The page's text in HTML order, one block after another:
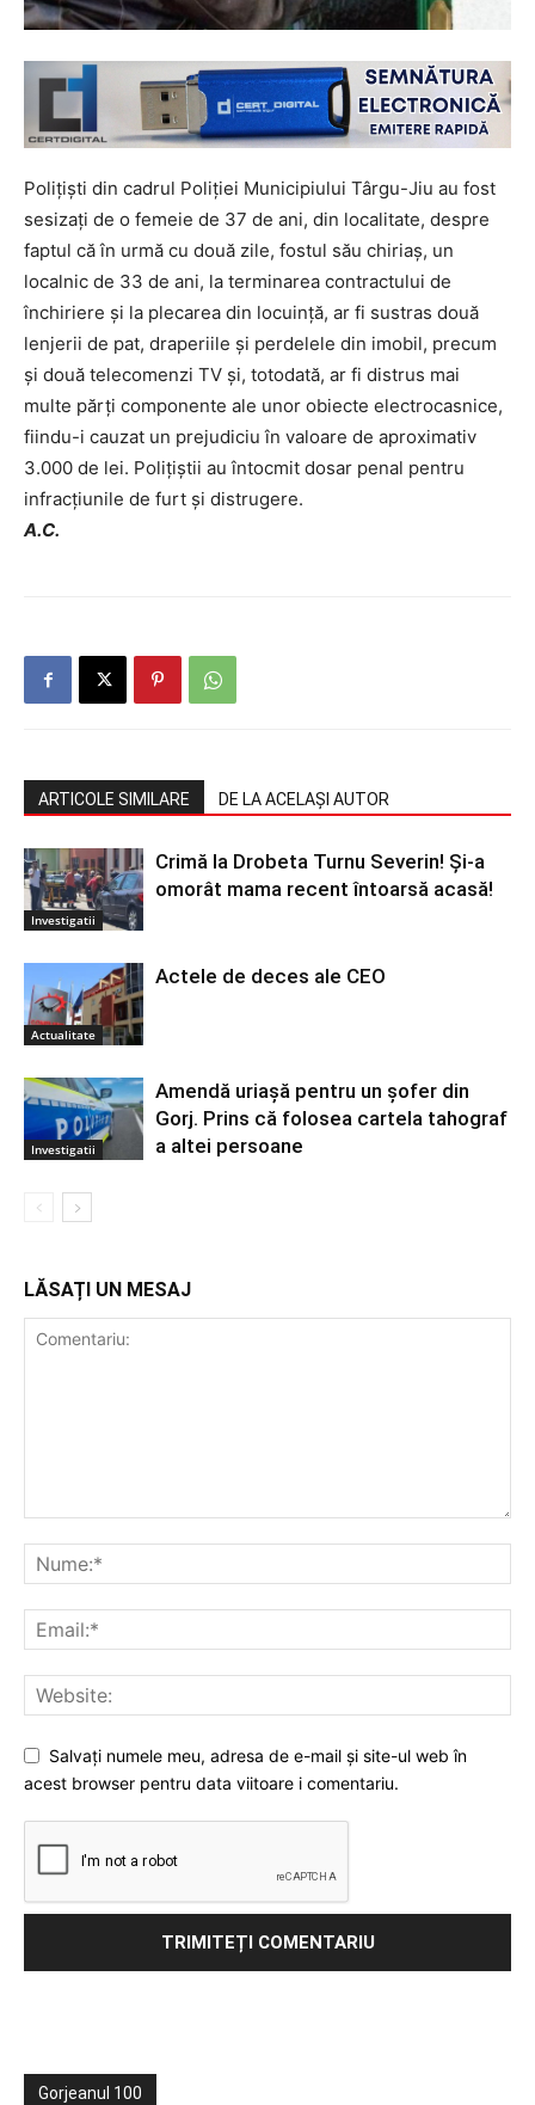
Polițiști din cadrul Poliției Municipiului Târgu-Jiu au fost
sesizați de o femeie de 37 de ani, din localitate, despre
faptul că în urmă cu două zile, fostul său chiriaș, un
localnic de 33 de ani, la terminarea contractului de
închiriere și la plecarea din locuință, ar fi sustras două
lenjerii de pat, draperiile și perdelele din imobil, precum
și două telecomenzi TV și, totodată, ar fi distrus mai
multe părți componente ale unor obiecte electrocasnice,
fiindu-i cauzat un prejudiciu în valoare de aproximativ
3.000 de lei. Polițiștii au întocmit dosar penal pentru
infracțiunile de furt și distrugere.
A.C.
ARTICOLE SIMILARE DE LA ACELAȘI AUTOR
Investigatii
Crimă la Drobeta Turnu Severin! Și-a
omorât mama recent întoarsă acasă!
Actualitate
Actele de deces ale CEO
Investigatii
Amendă uriașă pentru un șofer din
Gorj. Prins că folosea cartela tahograf
a altei persoane
LĂSAȚI UN MESAJ
Salvați numele meu, adresa de e-mail și site-ul web în
acest browser pentru data viitoare i comentariu.
Gorjeanul 100